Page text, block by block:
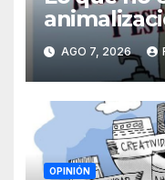
Fernández
AGO 7, 2026
OPINIÓN